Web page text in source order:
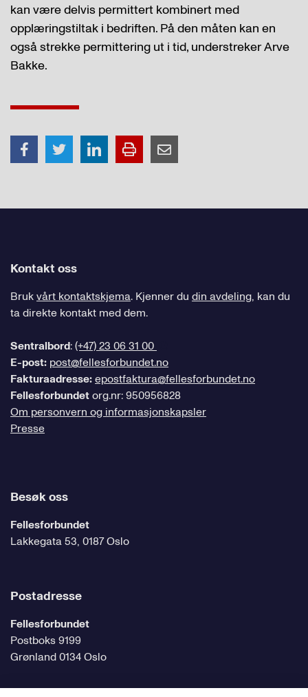
kan være delvis permittert kombinert med
opplæringstiltak i bedriften. På den måten kan en
også strekke permittering ut i tid, understreker Arve
Bakke.
Kontakt oss
Brukvårt kontaktskjema. Kjenner du din avdeling, kan du
ta direkte kontakt med dem.
Sentralbord:(+47) 23 06 31 00
E-post: post@fellesforbundet.no
Fakturaadresse:epostfaktura@fellesforbundet.no
Fellesforbundetorg.nr: 950956828
Om personvern og informasjonskapsler
Presse
Besøk oss
Fellesforbundet
Lakkegata 53, 0187 Oslo
Postadresse
Fellesforbundet
Postboks 9199
Grønland 0134 Oslo